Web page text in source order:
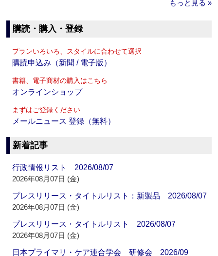
もっと見る »
購読・購入・登録
プランいろいろ、スタイルに合わせて選択
購読申込み（新聞 / 電子版）
書籍、電子商材の購入はこちら
オンラインショップ
まずはご登録ください
メールニュース 登録（無料）
新着記事
行政情報リスト 2026/08/07
2026年08月07日 (金)
プレスリリース・タイトルリスト：新製品 2026/08/07
2026年08月07日 (金)
プレスリリース・タイトルリスト 2026/08/07
2026年08月07日 (金)
日本プライマリ・ケア連合学会 研修会 2026/09